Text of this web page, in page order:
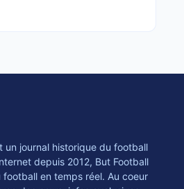
un journal historique du football
depuis 2012, But Football
en temps réel. Au coeur